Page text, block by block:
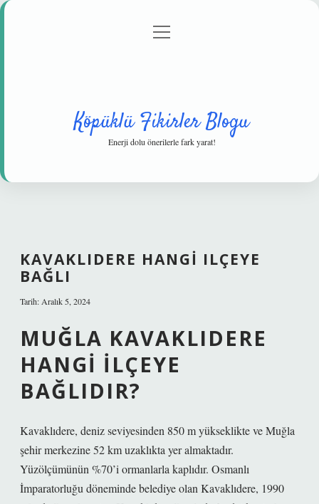
Gizlilik Politikası
menüyü
Köpüklü Fikirler Blogu
Enerji dolu önerilerle fark yarat!
KAVAKLIDERE HANGI ILÇEYE
BAĞLI
Tarih: Aralık 5, 2024
MUĞLA KAVAKLIDERE
HANGI ILÇEYE
BAĞLIDIR?
Kavaklıdere, deniz seviyesinden 850 m yükseklikte ve Muğla
şehir merkezine 52 km uzaklıkta yer almaktadır.
Yüzölçümünün %70’i ormanlarla kaplıdır. Osmanlı
İmparatorluğu döneminde belediye olan Kavaklıdere, 1990